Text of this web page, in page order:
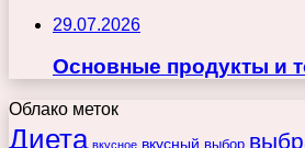
29.07.2026
Основные продукты и
Облако меток
Диета вкусное вкусный выбор